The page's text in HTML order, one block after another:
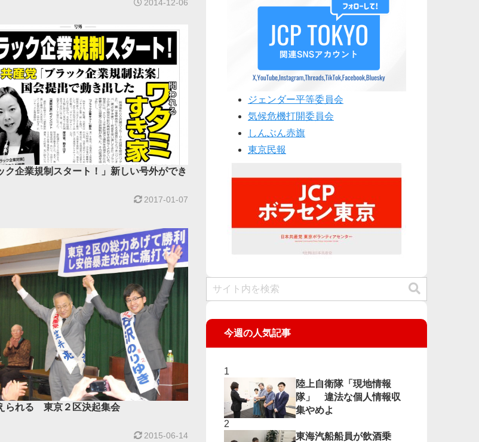
2014-12-06
ク企業規制スタート！」新しい号外ができ
2017-01-07
られる 東京２区決起集会
2015-06-14
ジェンダー平等委員会
気候危機打開委員会
しんぶん赤旗
東京民報
今週の人気記事
陸上自衛隊「現地情報
隊」 違法な個人情報収
集やめよ
東海汽船船員が飲酒乗